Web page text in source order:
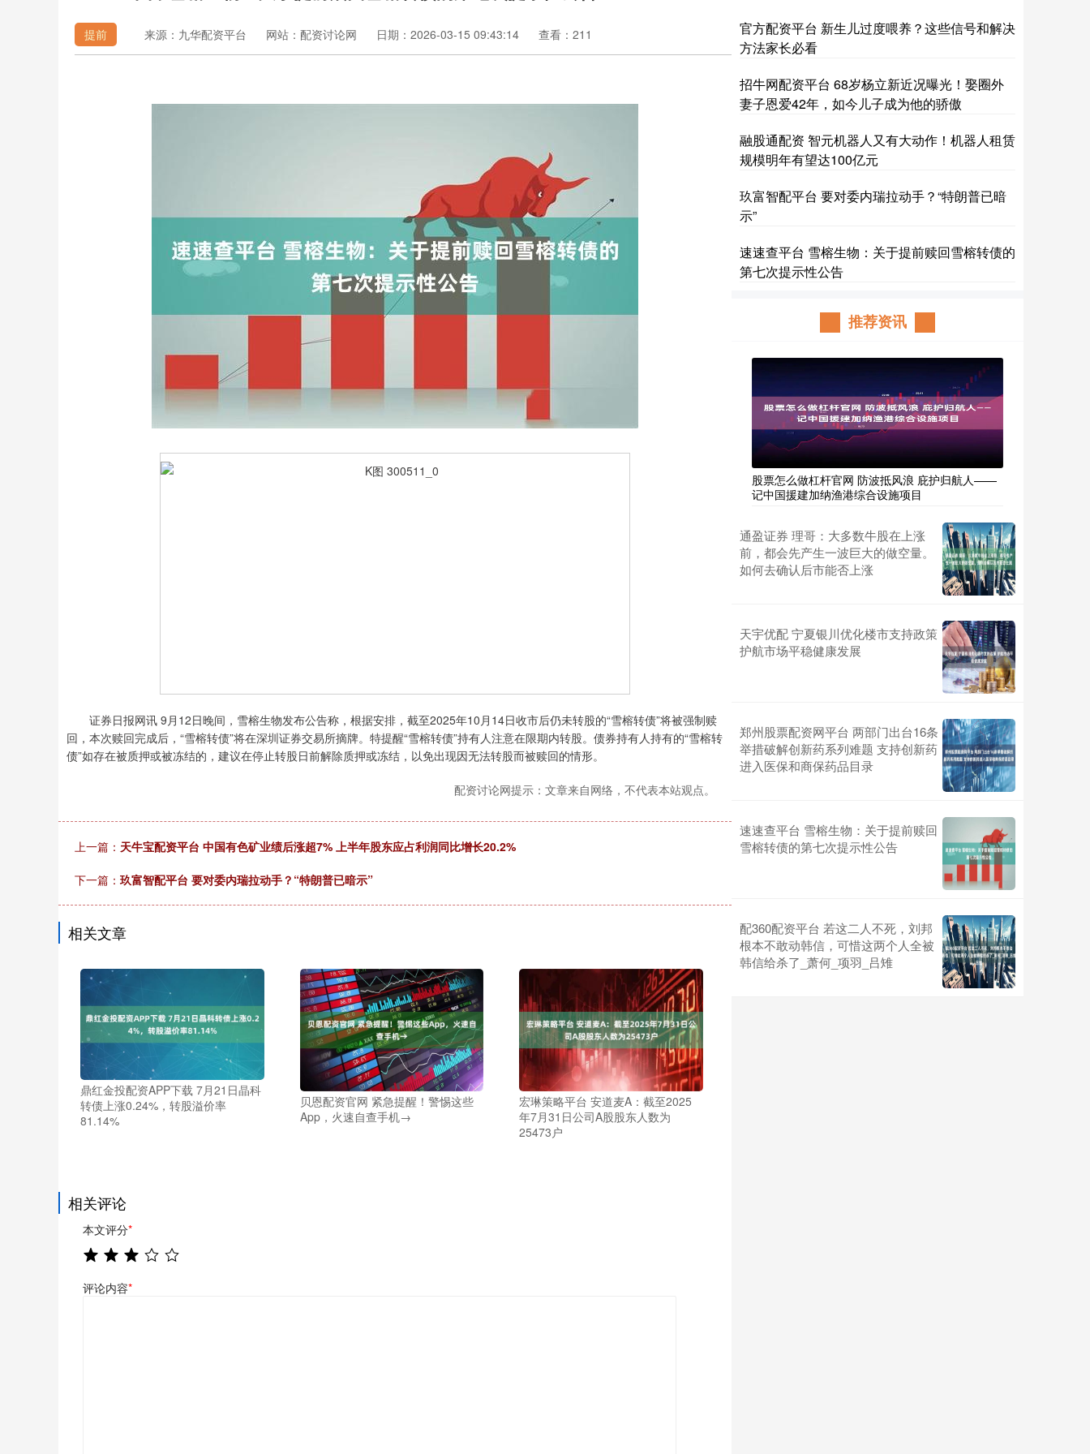
提前 来源：九华配资平台 网站：配资讨论网 日期：2026-03-15 09:43:14 查看：211
证券日报网讯 9月12日晚间，雪榕生物发布公告称，根据安排，截至2025年10月14日收市后仍未转股的“雪榕转债”将被强制赎
回，本次赎回完成后，“雪榕转债”将在深圳证券交易所摘牌。特提醒“雪榕转债”持有人注意在限期内转股。债券持有人持有的“雪榕转
债”如存在被质押或被冻结的，建议在停止转股日前解除质押或冻结，以免出现因无法转股而被赎回的情形。
配资讨论网提示：文章来自网络，不代表本站观点。
上一篇： 天牛宝配资平台 中国有色矿业绩后涨超7% 上半年股东应占利润同比增长20.2%
下一篇： 玖富智配平台 要对委内瑞拉动手？“特朗普已暗示”
相关文章
鼎红金投配资APP下载 7月21日晶科
转债上涨0.24%，转股溢价率
81.14%
贝恩配资官网 紧急提醒！警惕这些
App，火速自查手机→
宏琳策略平台 安道麦A：截至2025
年7月31日公司A股股东人数为
25473户
相关评论
本文评分*
评论内容*
官方配资平台 新生儿过度喂养？这些信号和解决
方法家长必看
招牛网配资平台 68岁杨立新近况曝光！娶圈外
妻子恩爱42年，如今儿子成为他的骄傲
融股通配资 智元机器人又有大动作！机器人租赁
规模明年有望达100亿元
玖富智配平台 要对委内瑞拉动手？“特朗普已暗
示”
速速查平台 雪榕生物：关于提前赎回雪榕转债的
第七次提示性公告
推荐资讯
股票怎么做杠杆官网 防波抵风浪 庇护归航人——
记中国援建加纳渔港综合设施项目
通盈证券 理哥：大多数牛股在上涨
前，都会先产生一波巨大的做空量。
如何去确认后市能否上涨
天宇优配 宁夏银川优化楼市支持政策
护航市场平稳健康发展
郑州股票配资网平台 两部门出台16条
举措破解创新药系列难题 支持创新药
进入医保和商保药品目录
速速查平台 雪榕生物：关于提前赎回
雪榕转债的第七次提示性公告
配360配资平台 若这二人不死，刘邦
根本不敢动韩信，可惜这两个人全被
韩信给杀了_萧何_项羽_吕雉